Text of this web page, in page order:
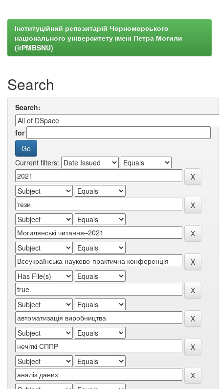
Інституційний репозитарій Чорноморського
національного університету імені Петра Могили
(irPMBSNU)
Search
Search:
for
Current filters: